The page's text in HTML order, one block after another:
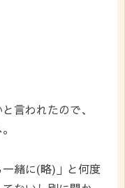
言われたので、
緒に(略)」と何度